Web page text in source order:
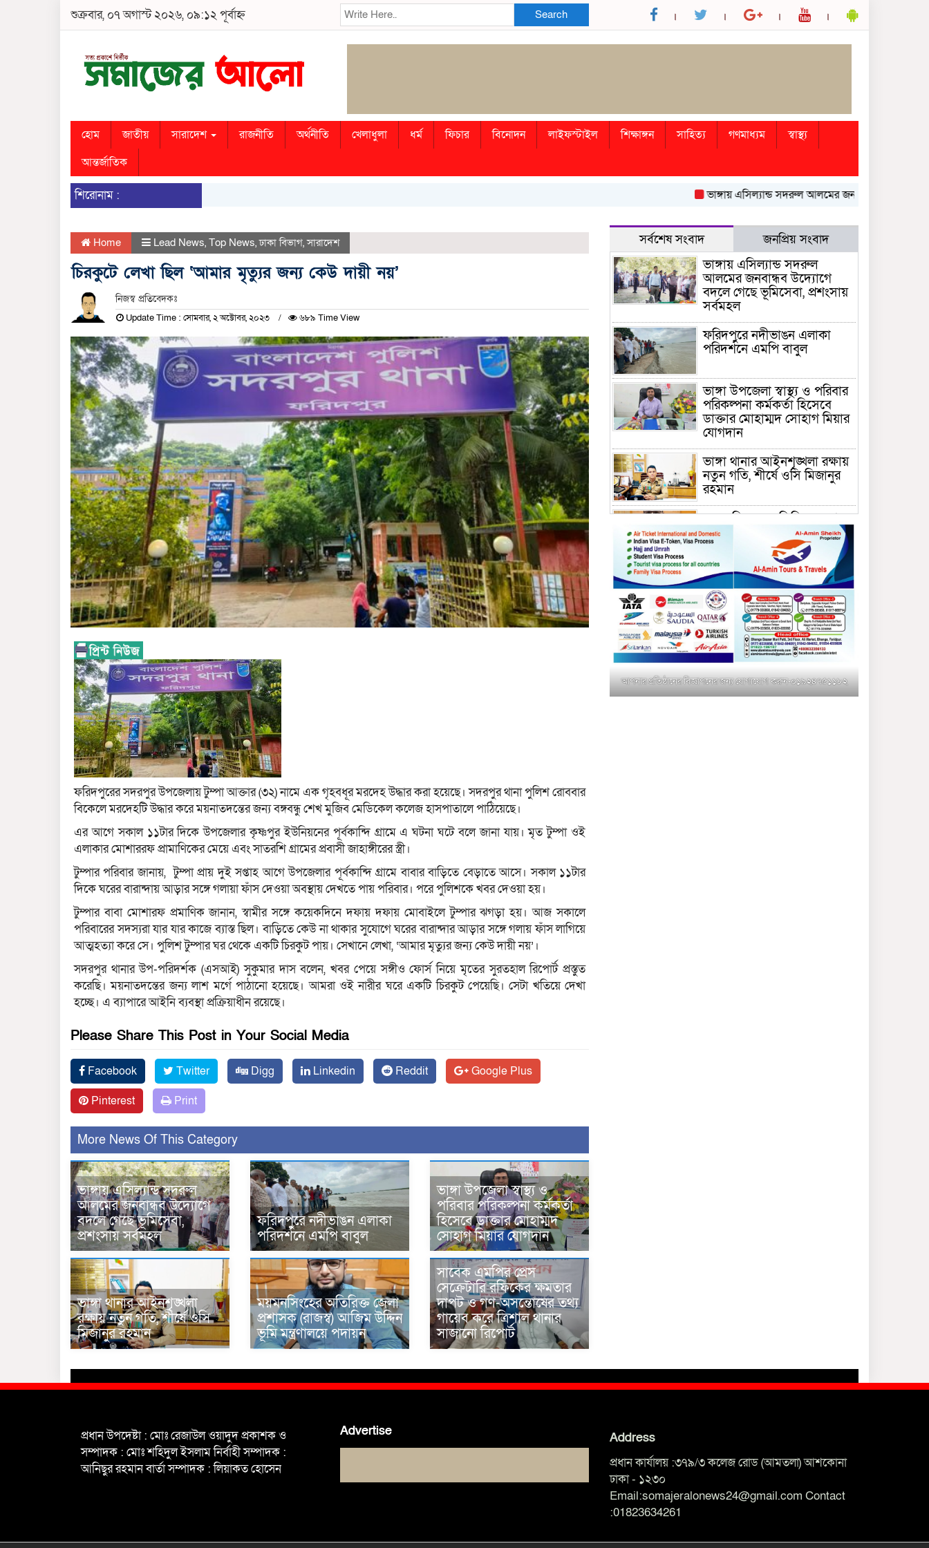
শুক্রবার, ০৭ অগাস্ট ২০২৬, ০৯:১২ পূর্বাহ্ন Search
হোম জাতীয় সারাদেশ রাজনীতি অর্থনীতি খেলাধুলা ধর্ম ফিচার বিনোদন লাইফস্টাইল শিক্ষাঙ্গন সাহিত্য গণমাধ্যম
স্বাস্থ্য
আন্তর্জাতিক
শিরোনাম : ভাঙ্গায় এসিল্যান্ড সদরুল আলমের জনবান্ধব উদ্যোগে বদলে
Home Lead News, Top News,ঢাকা বিভাগ,সারাদেশ
চিরকুটে লেখা ছিল ‘আমার মৃত্যুর জন্য কেউ দায়ী নয়’
নিজস্ব প্রতিবেদকঃ
Update Time : সোমবার, ২ অক্টোবর, ২০২৩ ৬৮৯ Time View
ফরিদপুরের সদরপুর উপজেলায় টুম্পা আক্তার (৩২) নামে এক গৃহবধূর মরদেহ উদ্ধার করা হয়েছে। সদরপুর থানা পুলিশ রোববার
বিকেলে মরদেহটি উদ্ধার করে ময়নাতদন্তের জন্য বঙ্গবন্ধু শেখ মুজিব মেডিকেল কলেজ হাসপাতালে পাঠিয়েছে।
এর আগে সকাল ১১টার দিকে উপজেলার কৃষ্ণপুর ইউনিয়নের পূর্বকান্দি গ্রামে এ ঘটনা ঘটে বলে জানা যায়। মৃত টুম্পা ওই
এলাকার মোশাররফ প্রামাণিকের মেয়ে এবং সাতরশি গ্রামের প্রবাসী জাহাঙ্গীরের স্ত্রী।
টুম্পার পরিবার জানায়, টুম্পা প্রায় দুই সপ্তাহ আগে উপজেলার পূর্বকান্দি গ্রামে বাবার বাড়িতে বেড়াতে আসে। সকাল ১১টার
দিকে ঘরের বারান্দায় আড়ার সঙ্গে গলায়া ফাঁস দেওয়া অবস্থায় দেখতে পায় পরিবার। পরে পুলিশকে খবর দেওয়া হয়।
টুম্পার বাবা মোশারফ প্রমাণিক জানান, স্বামীর সঙ্গে কয়েকদিনে দফায় দফায় মোবাইলে টুম্পার ঝগড়া হয়। আজ সকালে
পরিবারের সদস্যরা যার যার কাজে ব্যাস্ত ছিল। বাড়িতে কেউ না থাকার সুযোগে ঘরের বারান্দার আড়ার সঙ্গে গলায় ফাঁস লাগিয়ে
আত্মহত্যা করে সে। পুলিশ টুম্পার ঘর থেকে একটি চিরকুট পায়। সেখানে লেখা, ‘আমার মৃত্যুর জন্য কেউ দায়ী নয়’।
সদরপুর থানার উপ-পরিদর্শক (এসআই) সুকুমার দাস বলেন, খবর পেয়ে সঙ্গীও ফোর্স নিয়ে মৃতের সুরতহাল রিপোর্ট প্রস্তুত
করেছি। ময়নাতদন্তের জন্য লাশ মর্গে পাঠানো হয়েছে। আমরা ওই নারীর ঘরে একটি চিরকুট পেয়েছি। সেটা খতিয়ে দেখা
হচ্ছে। এ ব্যাপারে আইনি ব্যবস্থা প্রক্রিয়াধীন রয়েছে।
Please Share This Post in Your Social Media
Facebook Twitter Digg Linkedin Reddit
Google Plus
Pinterest
Print
More News Of This Category
ভাঙ্গায় এসিল্যান্ড সদরুল
আলমের জনবান্ধব উদ্যোগে
বদলে গেছে ভূমিসেবা,
প্রশংসায় সর্বমহল
ফরিদপুরে নদীভাঙন এলাকা
পরিদর্শনে এমপি বাবুল
ভাঙ্গা উপজেলা স্বাস্থ্য ও
পরিবার পরিকল্পনা কর্মকর্তা
হিসেবে ডাক্তার মোহাম্মদ
সোহাগ মিয়ার যোগদান
ভাঙ্গা থানার আইনশৃঙ্খলা
রক্ষায় নতুন গতি, শীর্ষে ওসি
মিজানুর রহমান
ময়মনসিংহের অতিরিক্ত জেলা
প্রশাসক (রাজস্ব) আজিম উদ্দিন
ভূমি মন্ত্রণালয়ে পদায়ন
সাবেক এমপির প্রেস
সেক্রেটারি রফিকের ক্ষমতার
দাপট ও গণ-অসন্তোষের তথ্য
গায়েব করে ত্রিশাল থানার
সাজানো রিপোর্ট
সর্বশেষ সংবাদ জনপ্রিয় সংবাদ
ভাঙ্গায় এসিল্যান্ড সদরুল
আলমের জনবান্ধব উদ্যোগে
বদলে গেছে ভূমিসেবা, প্রশংসায়
সর্বমহল
ফরিদপুরে নদীভাঙন এলাকা
পরিদর্শনে এমপি বাবুল
ভাঙ্গা উপজেলা স্বাস্থ্য ও পরিবার
পরিকল্পনা কর্মকর্তা হিসেবে
ডাক্তার মোহাম্মদ সোহাগ মিয়ার
যোগদান
ভাঙ্গা থানার আইনশৃঙ্খলা রক্ষায়
নতুন গতি, শীর্ষে ওসি মিজানুর
রহমান
ময়মনসিংহের অতিরিক্ত জেলা
প্রশাসক (রাজস্ব) আজিম উদ্দিন
ভূমি মন্ত্রণালয়ে পদায়ন
সাবেক এমপির প্রেস সেক্রেটারি
রফিকের ক্ষমতার দাপট ও গণ-
অসন্তোষের তথ্য গায়েব করে
ত্রিশাল থানার সাজানো রিপোর্ট
মুক্তাগাছায় জুলাই শহীদ
সামিদের কবর জিয়ারত ও পৌর
কমিটির কার্যক্রম শুরু
শহিদুল ইসলাম বাবুলের হাত
আপনার প্রতিষ্ঠানের বিজ্ঞাপনের জন্য যোগাযোগ করুন-০১৯২৪৭৫১১৮২
প্রধান উপদেষ্টা : মোঃ রেজাউল ওয়াদুদ প্রকাশক ও
সম্পাদক : মোঃ শহিদুল ইসলাম নির্বাহী সম্পাদক :
আনিছুর রহমান বার্তা সম্পাদক : লিয়াকত হোসেন
Advertise
Address
প্রধান কার্যালয় :৩৭৯/৩ কলেজ রোড (আমতলা) আশকোনা
ঢাকা - ১২৩০
Email:somajeralonews24@gmail.com Contact
:01823634261